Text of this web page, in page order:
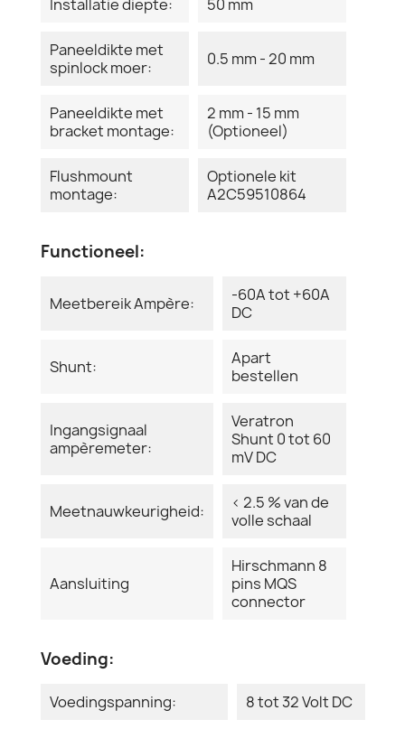
Installatie diepte: 50 mm
Paneeldikte met
spinlock moer:
0.5 mm - 20 mm
Paneeldikte met
bracket montage:
2 mm - 15 mm
(Optioneel)
Flushmount
montage:
Optionele kit
A2C59510864
Functioneel:
Meetbereik Ampère:
-60A tot +60A
DC
Shunt:
Apart
bestellen
Ingangsignaal
ampèremeter:
Veratron
Shunt 0 tot 60
mV DC
Meetnauwkeurigheid:
< 2.5 % van de
volle schaal
Aansluiting
Hirschmann 8
pins MQS
connector
Voeding:
Voedingspanning: 8 tot 32 Volt DC